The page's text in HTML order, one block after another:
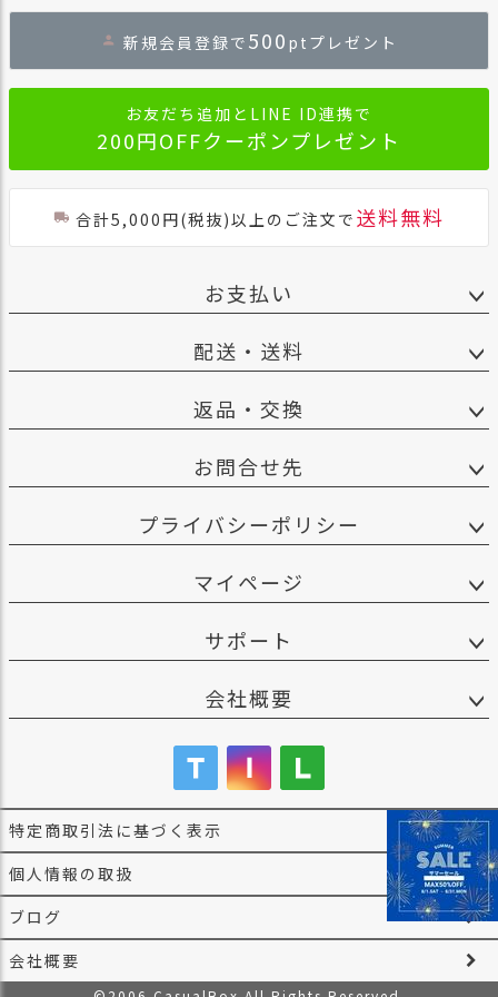
ジト
へ
新規会員登録で 500 ptプレゼント
お友だち追加とLINE ID連携で
200円OFFクーポンプレゼント
合計5,000円(税抜)以上のご注文で 送料無料
お支払い
配送・送料
返品・交換
お問合せ先
プライバシーポリシー
マイページ
サポート
会社概要
特定商取引法に基づく表示
個人情報の取扱
ブログ
会社概要